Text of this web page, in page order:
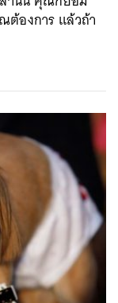
ต้องการ แล้วถ้า
EMAIL